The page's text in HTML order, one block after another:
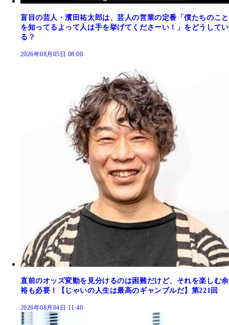
盲目の芸人・濱田祐太郎は、芸人の営業の定番「僕たちのこと
を知ってるよって人は手を挙げてくださーい！」をどうしてい
る？
2026年08月05日 08:00
直前のオッズ変動を見分けるのは困難だけど、それを楽しむ余
裕も必要！【じゃいの人生は最高のギャンブルだ】第221回
2026年08月04日 11:40